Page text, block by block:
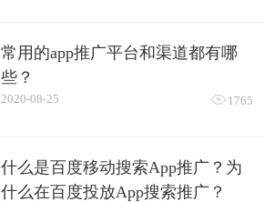
常用的app推广平台和渠道都有哪
些？
2020-08-25  1765
什么是百度移动搜索App推广？为
什么在百度投放App搜索推广？